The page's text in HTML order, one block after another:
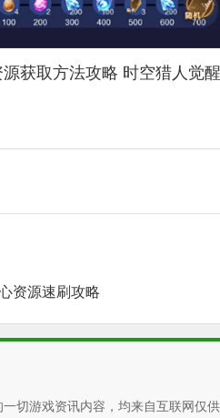
获取方法攻略 时空猎人觉
资源速刷攻略
切游戏资讯内容，均来自互联网仅